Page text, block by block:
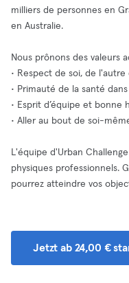
milliers de personnes en
en Australie.
Nous prônons des valeurs
• Respect de soi, de
• Primauté de la santé
• Esprit d’équipe et bonne
• Aller au bout de soi-
L'équipe d'Urban
physiques professionnels.
pourrez atteindre vos
Jetzt ab 24,00 €